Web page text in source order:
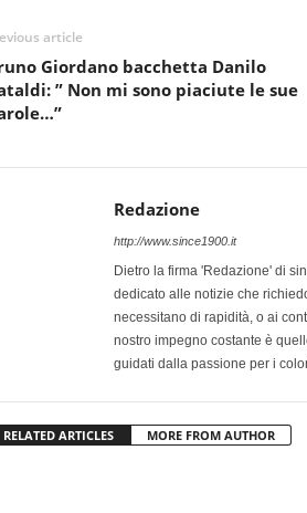
article
Giordano bacchetta Danilo
” Non mi sono piaciute le sue
Redazione
http://www.since1900.it
Dietro la firma 'Redazione' di
dedicato alle notizie che
necessitano di rapidità, o ai
nostro impegno costante è
guidati dalla passione per i
RELATED ARTICLES MORE FROM AUTHOR